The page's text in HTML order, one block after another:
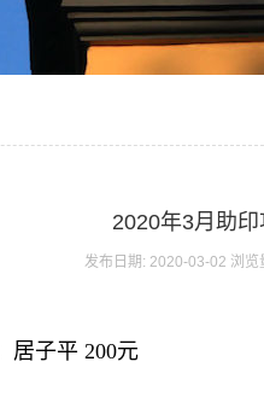
2020年3月助印
发布日期: 2020-03-02 浏览
居子平 200元